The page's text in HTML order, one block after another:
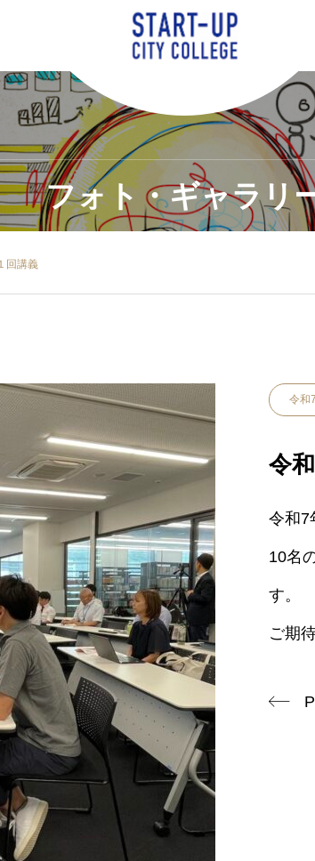
フォト・ギャラリ
回講義
令和
令
令和7
10名
す。
ご期